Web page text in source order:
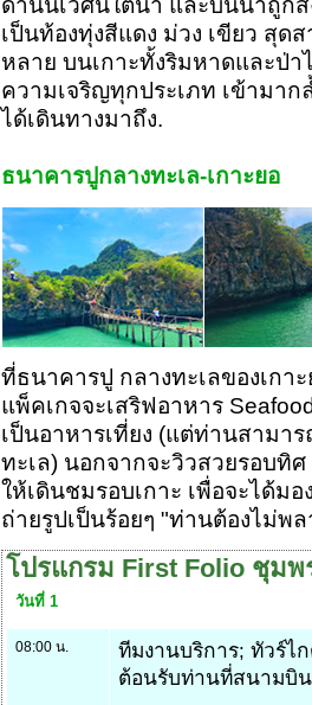
ด้านนิเวศน์ใต้น้ำ และบนน้ำถูก
เป็นท้องทุ่งสีแดง ม่วง เขียว สุด
หลาย บนเกาะทั้งริมหาดและป่
ความเจริญทุกประเภท เข้ามา
ได้เดินทางมาถึง.
ธนาคารปูกลางทะเล-เกาะยอ
ที่ธนาคารปู กลางทะเลของเก
แพ็คเกจจะเสริฟอาหาร
เป็นอาหารเที่ยง (แต่ท่านสามา
ทะเล) นอกจากจะวิวสวยรอบทิ
ให้เดินชมรอบเกาะ เพื่อจะได้ม
ถ่ายรูปเป็นร้อยๆ "ท่านต้องไม่
โปรแกรม First Folio ชุมพ
วันที่ 1
08:00 น.
ทีมงานบริการ; ทัวร์ไ
ต้อนรับท่านที่สนามบิน